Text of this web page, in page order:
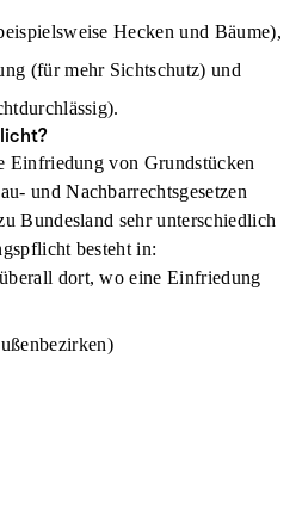
Hecken und Bäume),
(für mehr Sichtschutz) und
Einfriedung von Grundstücken
und Nachbarrechtsgesetzen
Bundesland sehr unterschiedlich
besteht in:
dort, wo eine Einfriedung